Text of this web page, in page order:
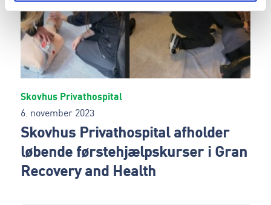
Skovhus Privathospital afholder
løbende førstehjælpskurser i Gran
Recovery and Health
6. november 2023
Skovhus Privathospital